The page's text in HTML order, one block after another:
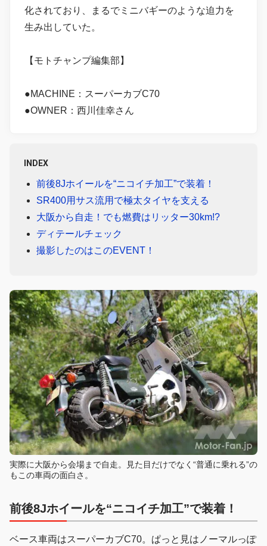
化されており、まるでミニバギーのような迫力を
生み出していた。
【モトチャンプ編集部】
●MACHINE：スーパーカブC70
●OWNER：西川佳幸さん
INDEX
前後8Jホイールを“ニコイチ加工”で装着！
SR400用サス流用で極太タイヤを支える
大阪から自走！でも燃費はリッター30km!?
ディテールチェック
撮影したのはこのEVENT！
実際に大阪から会場まで自走。見た目だけでなく“普通に乗れる”の
もこの車両の面白さ。
前後8Jホイールを“ニコイチ加工”で装着！
ベース車両はスーパーカブC70。ぱっと見はノーマルっぽ